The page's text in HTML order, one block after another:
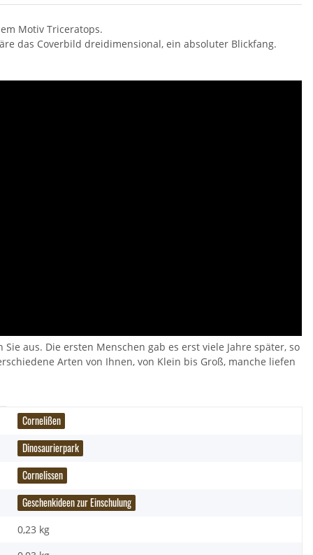
Motiv Triceratops.
das Coverbild dreidimensional, ein absoluter Blickfang.
aus. Die ersten Menschen gab es erst viele Jahre später, so
Arten von Ihnen, von Klein bis Groß, manche liefen
Cornelißen
Dinosaurierpark
Cornelissen
Geschenkideen zur Einschulung
0,23 kg
- Pocketkins Eco
- Rabe
€*
Brixies Baustein Kuh
6,95 €*